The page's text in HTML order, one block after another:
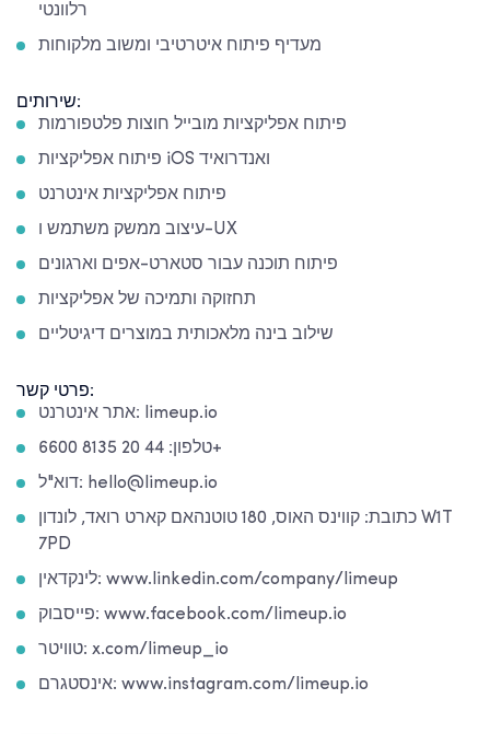
רלוונטי
מעדיף פיתוח איטרטיבי ומשוב מלקוחות
שירותים:
פיתוח אפליקציות מובייל חוצות פלטפורמות
פיתוח אפליקציות iOS ואנדרואיד
פיתוח אפליקציות אינטרנט
עיצוב ממשק משתמש ו-UX
פיתוח תוכנה עבור סטארט-אפים וארגונים
תחזוקה ותמיכה של אפליקציות
שילוב בינה מלאכותית במוצרים דיגיטליים
פרטי קשר:
אתר אינטרנט: limeup.io
טלפון: 44 20 8135 6600+
דוא"ל: hello@limeup.io
כתובת: קווינס האוס, 180 טוטנהאם קארט רואד, לונדון W1T
7PD
לינקדאין: www.linkedin.com/company/limeup
פייסבוק: www.facebook.com/limeup.io
טוויטר: x.com/limeup_io
אינסטגרם: www.instagram.com/limeup.io